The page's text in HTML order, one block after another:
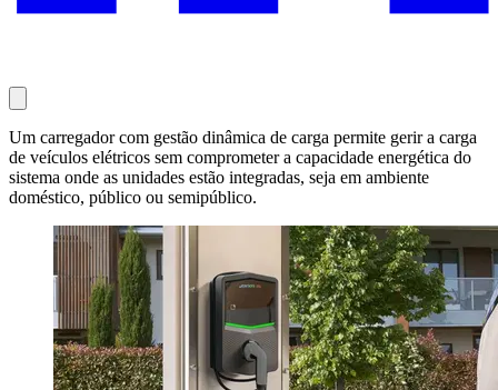
Um carregador com gestão dinâmica de carga permite gerir a carga
de veículos elétricos sem comprometer a capacidade energética do
sistema onde as unidades estão integradas, seja em ambiente
doméstico, público ou semipúblico.